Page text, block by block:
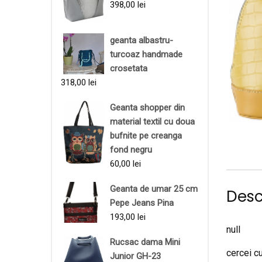
398,00 lei
geanta albastru-
turcoaz handmade
crosetata
318,00 lei
Geanta shopper din
material textil cu doua
bufnite pe creanga
fond negru
60,00 lei
Geanta de umar 25 cm
Pepe Jeans Pina
193,00 lei
Rucsac dama Mini
Junior GH-23
null
cercei